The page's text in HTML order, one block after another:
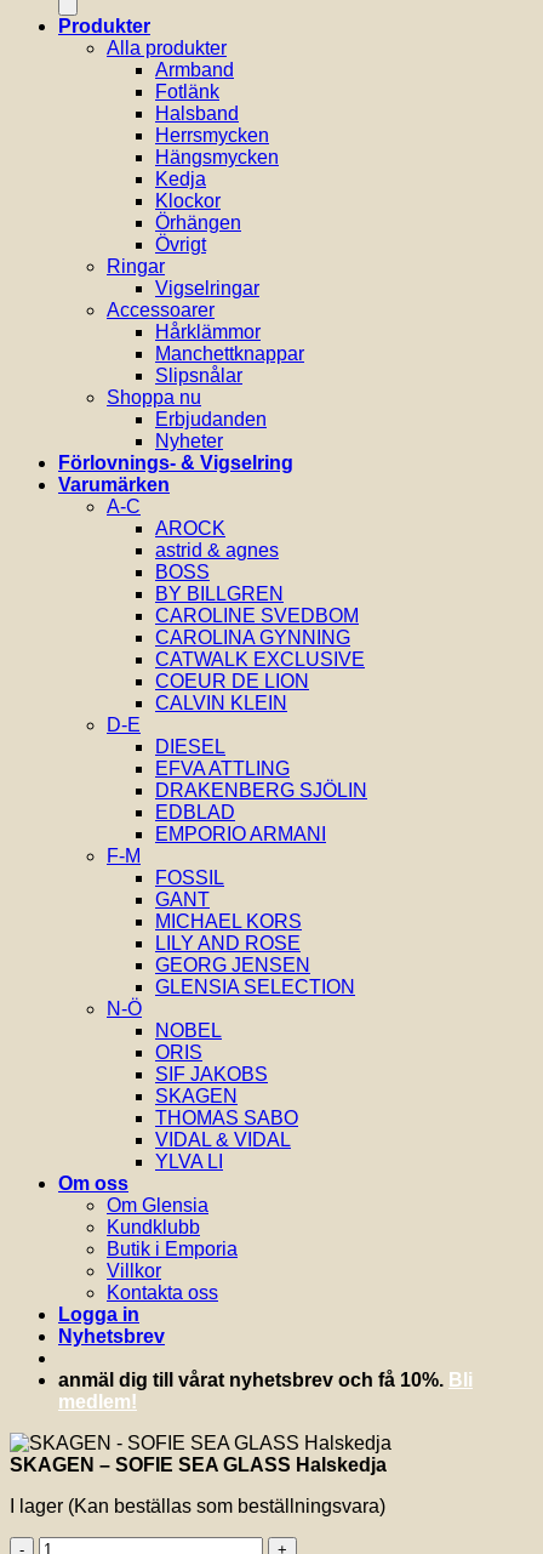
Produkter
Alla produkter
Armband
Fotlänk
Halsband
Herrsmycken
Hängsmycken
Kedja
Klockor
Örhängen
Övrigt
Ringar
Vigselringar
Accessoarer
Hårklämmor
Manchettknappar
Slipsnålar
Shoppa nu
Erbjudanden
Nyheter
Förlovnings- & Vigselring
Varumärken
A-C
AROCK
astrid & agnes
BOSS
BY BILLGREN
CAROLINE SVEDBOM
CAROLINA GYNNING
CATWALK EXCLUSIVE
COEUR DE LION
CALVIN KLEIN
D-E
DIESEL
EFVA ATTLING
DRAKENBERG SJÖLIN
EDBLAD
EMPORIO ARMANI
F-M
FOSSIL
GANT
MICHAEL KORS
LILY AND ROSE
GEORG JENSEN
GLENSIA SELECTION
N-Ö
NOBEL
ORIS
SIF JAKOBS
SKAGEN
THOMAS SABO
VIDAL & VIDAL
YLVA LI
Om oss
Om Glensia
Kundklubb
Butik i Emporia
Villkor
Kontakta oss
Logga in
Nyhetsbrev
anmäl dig till vårat nyhetsbrev och få 10%. Bli
medlem!
SKAGEN – SOFIE SEA GLASS Halskedja
I lager (Kan beställas som beställningsvara)
SKAGEN